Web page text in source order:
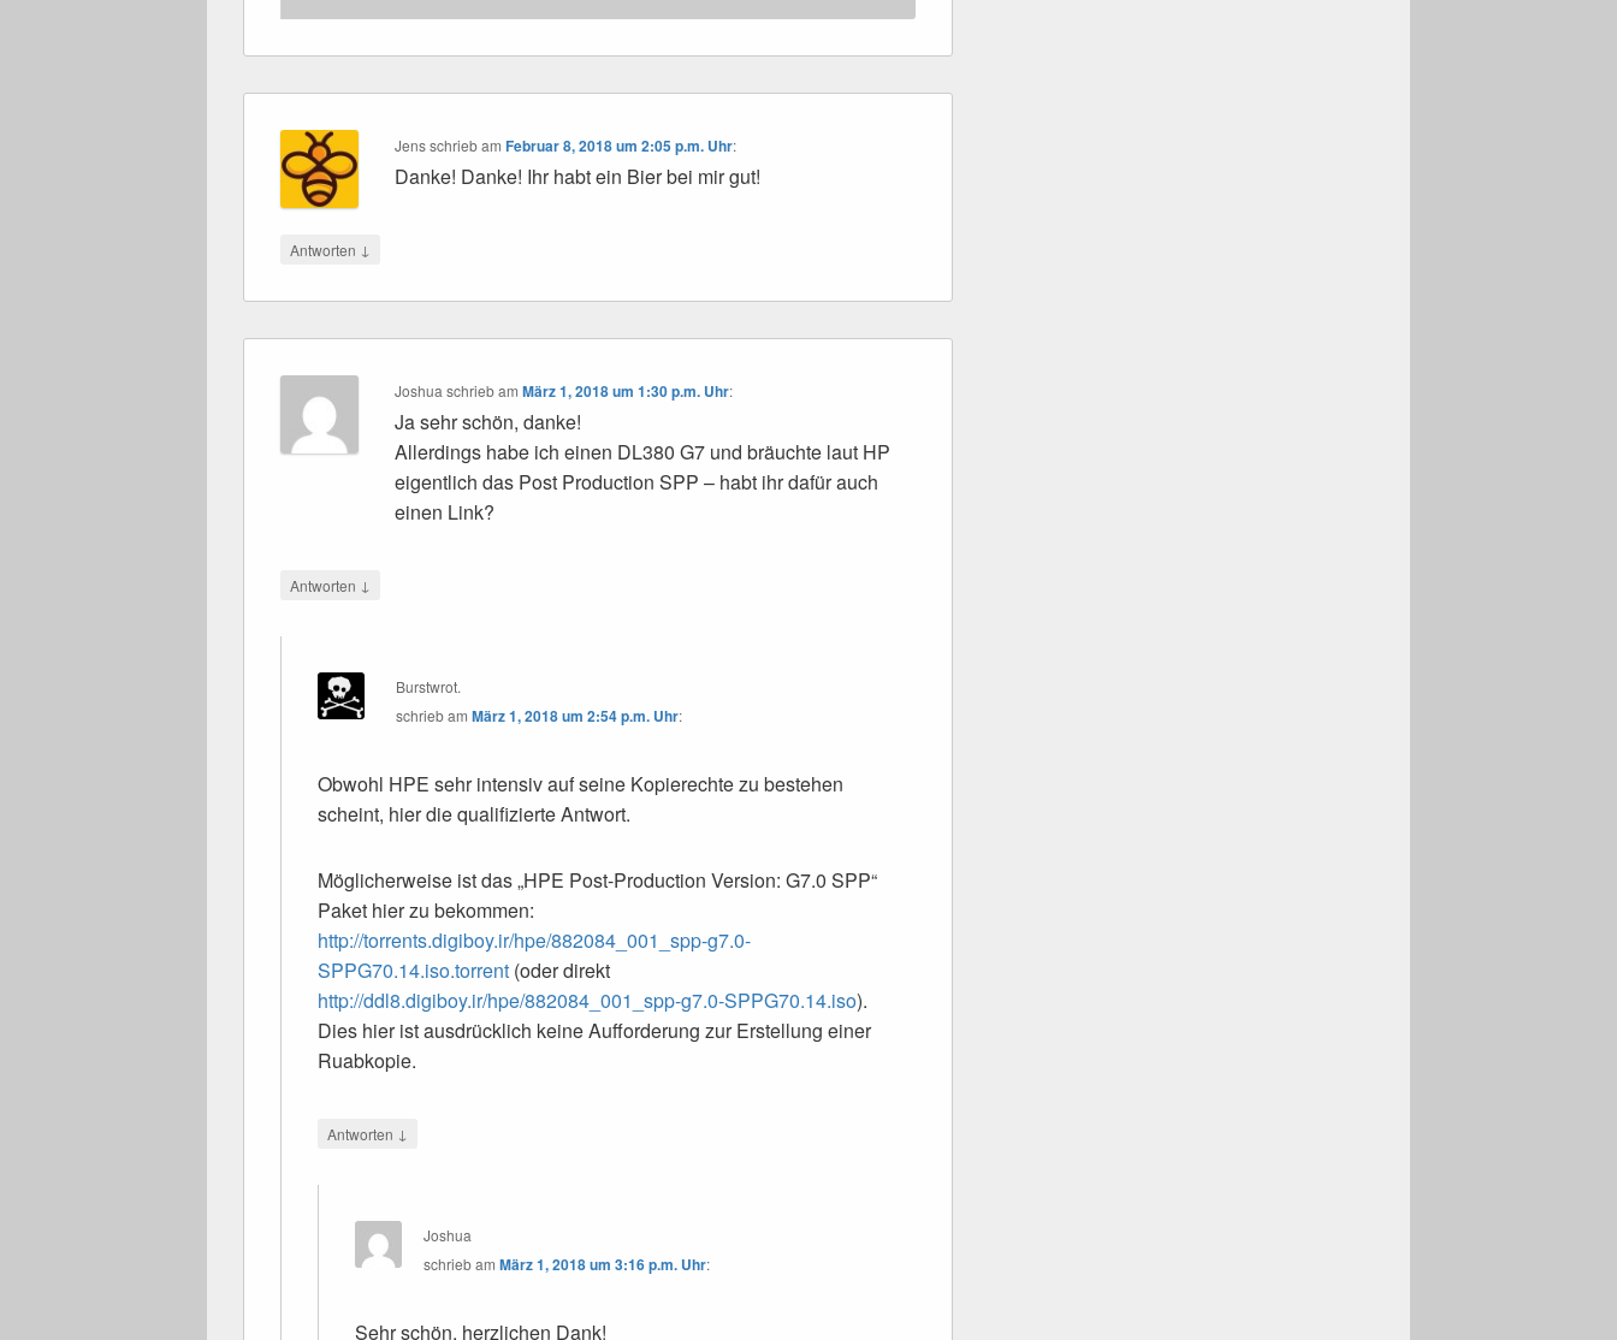
JensschriebamFebruar 8, 2018 um 2:05 p.m. Uhr:
Danke! Danke! Ihr habt ein Bier bei mir gut!
Antworten ↓
Joshua schriebamMärz 1, 2018 um 1:30 p.m. Uhr:
Ja sehr schön, danke!
Allerdings habe ich einen DL380 G7 und bräuchte laut HP
eigentlich das Post Production SPP – habt ihr dafür auch
einen Link?
Antworten ↓
Burstwrot.
schriebamMärz 1, 2018 um 2:54 p.m. Uhr:
Obwohl HPE sehr intensiv auf seine Kopierechte zu bestehen
scheint, hier die qualifizierte Antwort.
Möglicherweise ist das „HPE Post-Production Version: G7.0 SPP“
Paket hier zu bekommen:
http://torrents.digiboy.ir/hpe/882084_001_spp-g7.0-
SPPG70.14.iso.torrent (oder direkt
http://ddl8.digiboy.ir/hpe/882084_001_spp-g7.0-SPPG70.14.iso).
Dies hier ist ausdrücklich keine Aufforderung zur Erstellung einer
Ruabkopie.
Antworten ↓
Joshua
schriebam März 1, 2018 um 3:16 p.m. Uhr:
Sehr schön, herzlichen Dank!